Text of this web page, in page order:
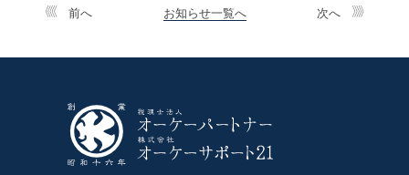
前へ お知らせ一覧へ 次へ